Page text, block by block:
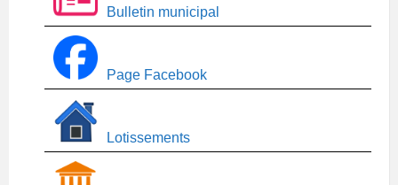
Bulletin municipal
Page Facebook
Lotissements